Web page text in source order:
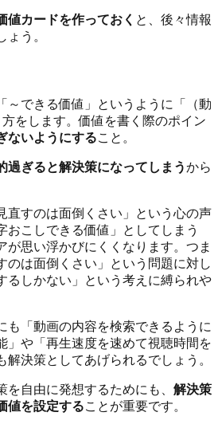
値カードを作っておく と、後々情報
ょう。
～できる価値」というように「（動
をします。価値を書く際のポイン
ないようにすること。
過ぎると解決策になってしまうから
直すのは面倒くさい」という心の声
おこしできる価値」としてしまう
が思い浮かびにくくなります。つま
のは面倒くさい」という問題に対し
るしかない」という考えに縛られや
も「動画の内容を検索できるように
」や「再生速度を速めて視聴時間を
決策としてあげられるでしょう。
を自由に発想するためにも、 解決策
値を設定することが重要です。